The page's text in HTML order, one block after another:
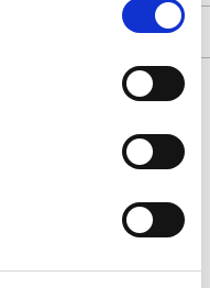
9000465